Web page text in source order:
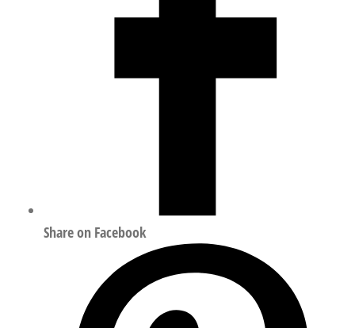
Share on Facebook